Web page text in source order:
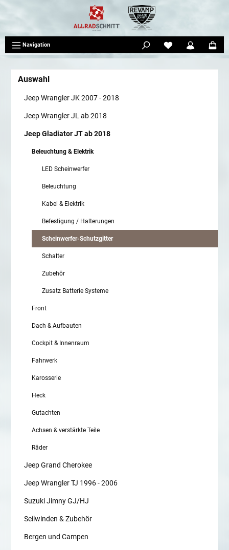
Navigation
Auswahl
Jeep Wrangler JK 2007 - 2018
Jeep Wrangler JL ab 2018
Jeep Gladiator JT ab 2018
Beleuchtung & Elektrik
LED Scheinwerfer
Beleuchtung
Kabel & Elektrik
Befestigung / Halterungen
Scheinwerfer-Schutzgitter
Schalter
Zubehör
Zusatz Batterie Systeme
Front
Dach & Aufbauten
Cockpit & Innenraum
Fahrwerk
Karosserie
Heck
Gutachten
Achsen & verstärkte Teile
Räder
Jeep Grand Cherokee
Jeep Wrangler TJ 1996 - 2006
Suzuki Jimny GJ/HJ
Seilwinden & Zubehör
Bergen und Campen